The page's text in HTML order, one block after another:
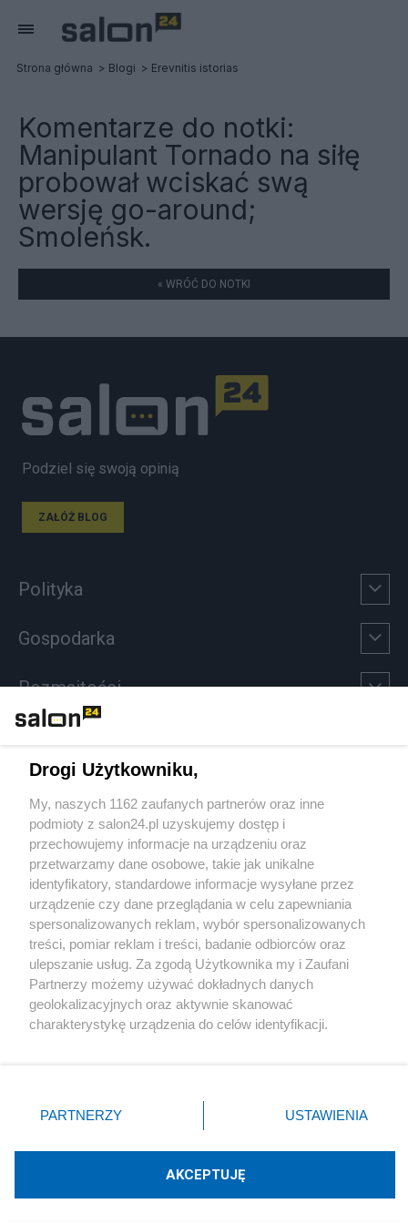
Strona główna Blogi Erevnitis istorias
Komentarze do notki:
Manipulant Tornado na siłę
probował wciskać swą
wersję go-around;
Smoleńsk.
« WRÓĆ DO NOTKI
Podziel się swoją opinią
ZAŁÓŻ BLOG
Polityka
Gospodarka
Rozmaitości
Sport
Społeczeństwo
Kultura
X Facebook Instagram Youtube
Technologię dostarcza:W3media.pl
Drogi Użytkowniku,
My, naszych 1162 zaufanych partnerów oraz inne
podmioty z salon24.pl uzyskujemy dostęp i
przechowujemy informacje na urządzeniu oraz
przetwarzamy dane osobowe, takie jak unikalne
identyfikatory, standardowe informacje wysyłane przez
urządzenie czy dane przeglądania w celu zapewniania
spersonalizowanych reklam, wybór spersonalizowanych
treści, pomiar reklam i treści, badanie odbiorców oraz
ulepszanie usług. Za zgodą Użytkownika my i Zaufani
Partnerzy możemy używać dokładnych danych
geolokalizacyjnych oraz aktywnie skanować
charakterystykę urządzenia do celów identyfikacji.
zmienić/wycofać klikając przycisk ustawień prywatności
znajdujący się w lewym dolnym rogu strony
rodzaje przetwarzania danych nie wymagają zgody
użytkownika, ale masz prawo sprzeciwić się takiemu
PARTNERZY USTAWIENIA
AKCEPTUJĘ